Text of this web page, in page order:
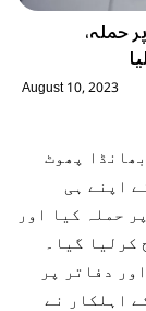
حملہ،
August 10, 2023
پھوٹ
اپنے ہی
حملہ کیا اور
گیا۔
دفاتر پر
اہلکار نے